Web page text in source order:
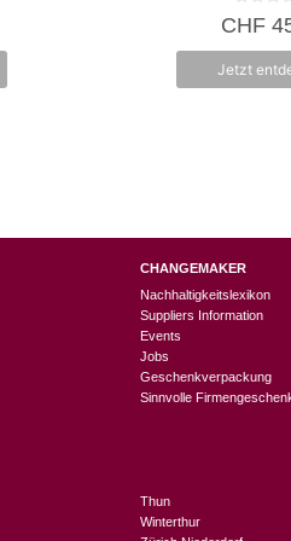
0
v
5
CHF
Jetzt
CHANGEMAKER
Nachhaltigkeitslexikon
Suppliers Information
Events
Jobs
Geschenkverpackung
Sinnvolle
Thun
Winterthur